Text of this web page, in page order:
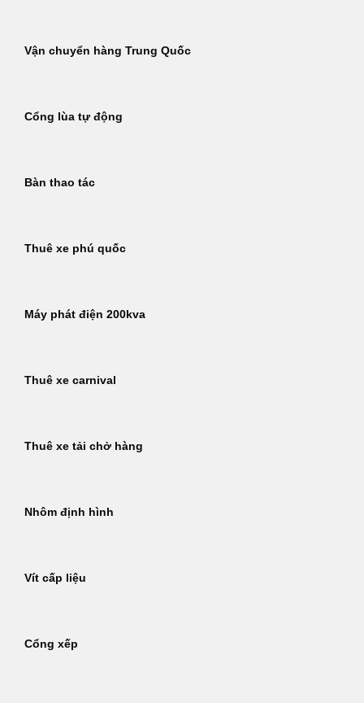
Vận chuyển hàng Trung Quốc
Cổng lùa tự động
Bàn thao tác
Thuê xe phú quốc
Máy phát điện 200kva
Thuê xe carnival
Thuê xe tải chở hàng
Nhôm định hình
Vít cấp liệu
Cổng xếp